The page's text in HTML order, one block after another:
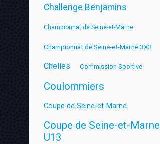
Challenge Benjamins
Championnat de Seine-et-Marne
Championnat de Seine-et-Marne 3X3
Chelles Commission Sportive
Coulommiers
Coupe de Seine-et-Marne
Coupe de Seine-et-Marne
U13